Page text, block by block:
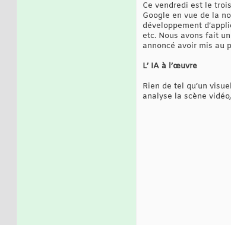
Ce vendredi est le
Google en vue de la
développement
etc. Nous avons fait
annoncé avoir mis au
L’ IA à l’œuvre
Rien de tel qu’un
analyse la scène